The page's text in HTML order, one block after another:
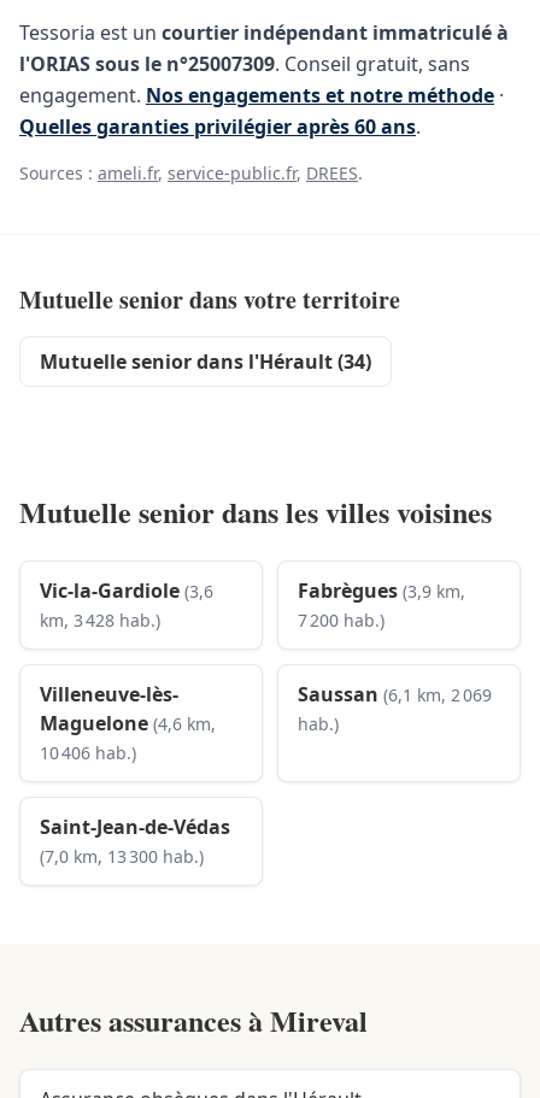
Tessoria est un courtier indépendant immatriculé à
l'ORIAS sous le n°25007309. Conseil gratuit, sans
engagement. Nos engagements et notre méthode ·
Quelles garanties privilégier après 60 ans.
Sources : ameli.fr, service-public.fr, DREES.
Mutuelle senior dans votre territoire
Mutuelle senior dans l'Hérault (34)
Mutuelle senior dans les villes voisines
Vic-la-Gardiole (3,6
km, 3 428 hab.)
Fabrègues (3,9 km,
7 200 hab.)
Villeneuve-lès-
Maguelone (4,6 km,
10 406 hab.)
Saussan (6,1 km, 2 069
hab.)
Saint-Jean-de-Védas
(7,0 km, 13 300 hab.)
Autres assurances àMireval